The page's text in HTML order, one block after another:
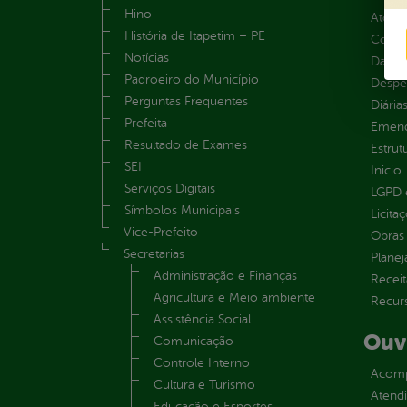
Hino
História de Itapetim – PE
Notícias
Padroeiro do Município
Perguntas Frequentes
Prefeita
Resultado de Exames
SEI
Serviços Digitais
Símbolos Municipais
Vice-Prefeito
Secretarias
Administração e Finanças
Agricultura e Meio ambiente
Assistência Social
Comunicação
Controle Interno
Cultura e Turismo
Atos
Diárias
Inicio
Obras